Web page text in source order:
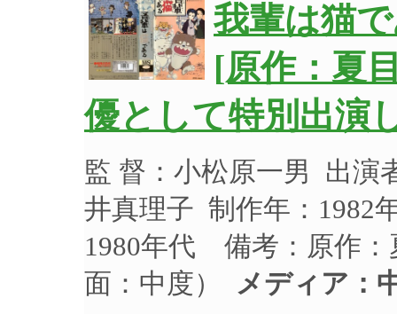
我輩は猫
[原作：夏
優として特別出演
監 督：小松原一男 出演
井真理子 制作年：1982
1980年代 備考：原作：
面：中度）
メディア：